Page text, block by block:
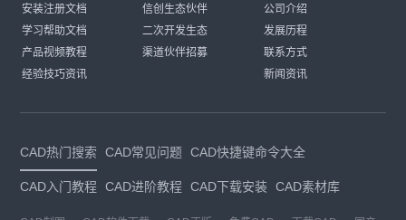
安装注册文档
学习帮助文档
产品视频教程
经验技巧资讯
信创生态伙伴
二次开发生态
渠道伙伴招募
公司介绍
发展历程
联系方式
新闻资讯
CAD热门搜索 CAD常见问题 CAD快捷键命令大全
CAD入门教程 CAD进阶教程 CAD下载安装 CAD素材库